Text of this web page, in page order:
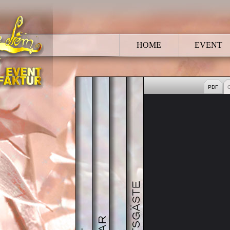
HOME EVENT
HOCHZEITSGÄSTE
PDF